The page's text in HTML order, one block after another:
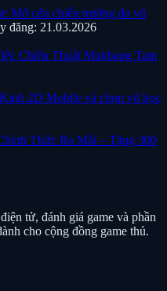
Mở cửa chiến trường đa vũ
đăng: 21.03.2026
Chiến Thuật Mukbang Tam
2D Mobile và chọn võ học
Thức Ra Mắt – Tặng 300
tử, đánh giá game và phần
cho cộng đồng game thủ.